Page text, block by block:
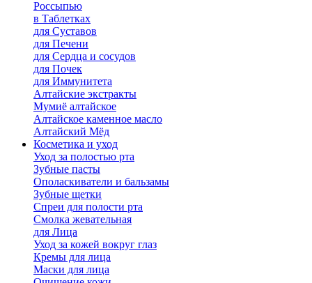
Россыпью
в Таблетках
для Cуставов
для Печени
для Сердца и сосудов
для Почек
для Иммунитета
Алтайские экстракты
Мумиё алтайское
Алтайское каменное масло
Алтайский Мёд
Косметика и уход
Уход за полостью рта
Зубные пасты
Ополаскиватели и бальзамы
Зубные щетки
Спреи для полости рта
Смолка жевательная
для Лица
Уход за кожей вокруг глаз
Кремы для лица
Маски для лица